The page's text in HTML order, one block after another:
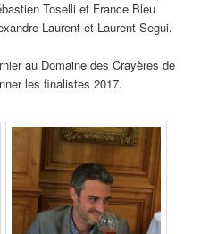
Toselli et France Bleu
Laurent et Laurent Segui.
au Domaine des Crayères de
les finalistes 2017.